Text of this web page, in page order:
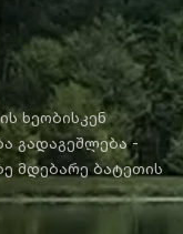
ხეობისკენ
გადაგეშლება -
მდებარე ბატეთის